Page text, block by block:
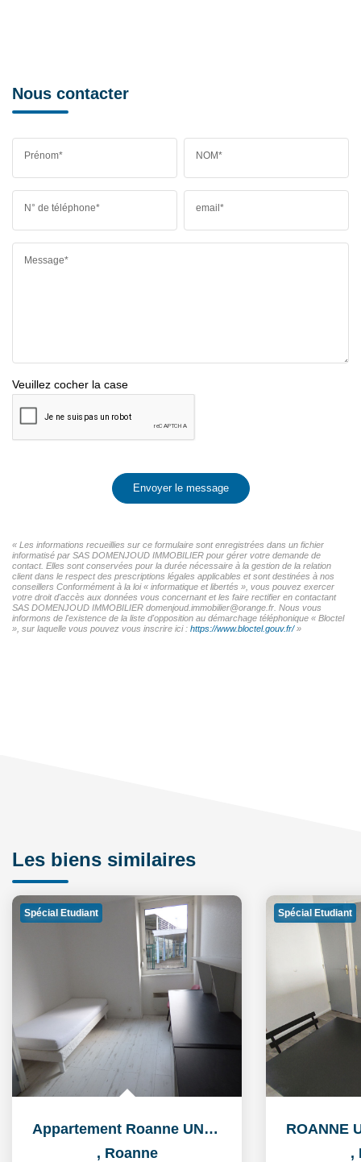
Nous contacter
Prénom* NOM*
N° de téléphone* email*
Message*
Veuillez cocher la case
Envoyer le message
« Les informations recueillies sur ce formulaire sont enregistrées dans un fichier
informatisé par SAS DOMENJOUD IMMOBILIER pour gérer votre demande de
contact. Elles sont conservées pour la durée nécessaire à la gestion de la relation
client dans le respect des prescriptions légales applicables et sont destinées à nos
conseillers Conformément à la loi « informatique et libertés », vous pouvez exercer
votre droit d'accès aux données vous concernant et les faire rectifier en contactant
SAS DOMENJOUD IMMOBILIER domenjoud.immobilier@orange.fr. Nous vous
informons de l'existence de la liste d'opposition au démarchage téléphonique « Bloctel
», sur laquelle vous pouvez vous inscrire ici : https://www.bloctel.gouv.fr/»
Les biens similaires
Spécial Etudiant
Appartement Roanne UNIVERSITE IUT 1 pièce(s) 14 m2
, Roanne
Spécial Etudiant
,